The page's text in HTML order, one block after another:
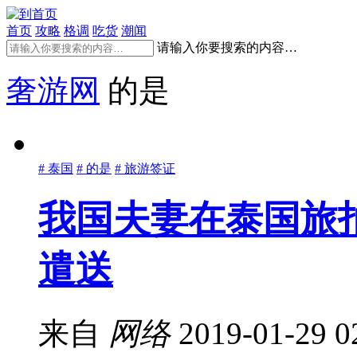
首页 攻略 格调 吃货 潮闻
请输入你要搜索的内容…
奢游网 的是
# 泰国 # 的是 # 旅游签证
我国夫妻在泰国旅
遣送
来自 网络 2019-01-29